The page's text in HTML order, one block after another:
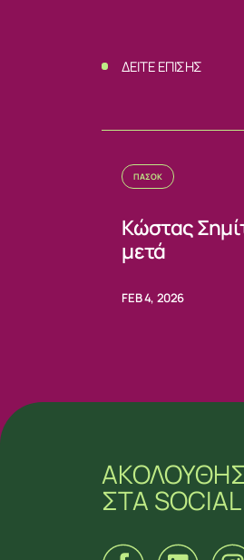
ΔΕΙΤΕ ΕΠΙΣΗΣ
ΠΑΣΟΚ
Κώστας
μετά
FEB 4, 2026
ΣΤΑ